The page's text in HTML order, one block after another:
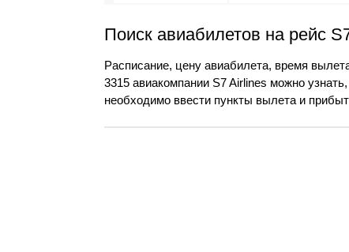
Поиск авиабилетов на рейс
Расписание, цену авиабилета, время
3315 авиакомпании S7 Airlines можно
необходимо ввести пункты вылета и